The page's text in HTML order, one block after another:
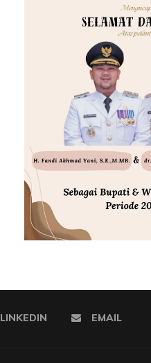
LINKEDIN EMAIL